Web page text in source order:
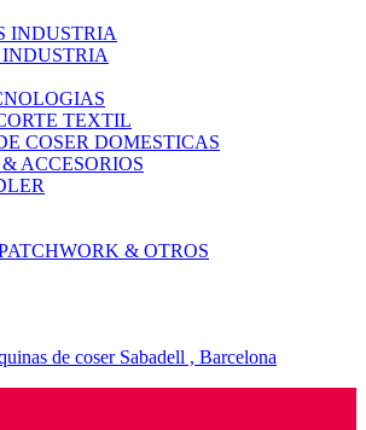
INDUSTRIA
TEXTIL
COSER DOMESTICAS
ACCESORIOS
& OTROS
de coser Sabadell , Barcelona